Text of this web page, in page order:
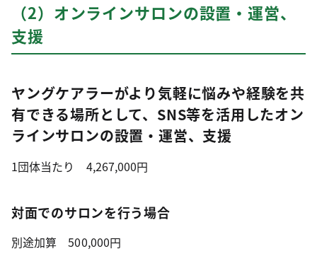
（2）オンラインサロンの設置・運営、
支援
ヤングケアラーがより気軽に悩みや経験を共
有できる場所として、SNS等を活用したオン
ラインサロンの設置・運営、支援
1団体当たり 4,267,000円
対面でのサロンを行う場合
別途加算 500,000円